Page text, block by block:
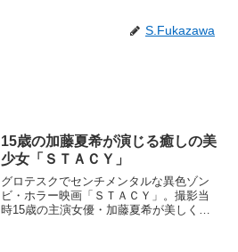
S.Fukazawa
15歳の加藤夏希が演じる癒しの美
少女「ＳＴＡＣＹ」
グロテスクでセンチメンタルな異色ゾン
ビ・ホラー映画「ＳＴＡＣＹ」。撮影当
時15歳の主演女優・加藤夏希が美しくて